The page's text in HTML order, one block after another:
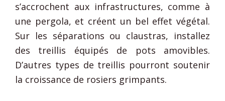
s’accrochent aux infrastructures, comme à
une pergola, et créent un bel effet végétal.
Sur les séparations ou claustras, installez
des treillis équipés de pots amovibles.
D’autres types de treillis pourront soutenir
la croissance de rosiers grimpants.